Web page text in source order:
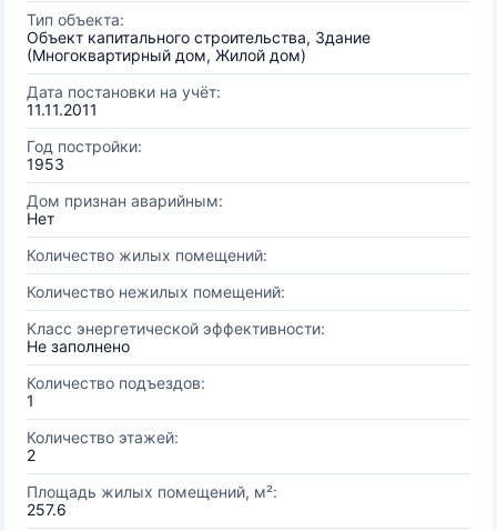
Тип объекта:
Объект капитального строительства, Здание
(Многоквартирный дом, Жилой дом)
Дата постановки на учёт:
11.11.2011
Год постройки:
1953
Дом признан аварийным:
Нет
Количество жилых помещений:
Количество нежилых помещений:
Класс энергетической эффективности:
Не заполнено
Количество подъездов:
1
Количество этажей:
2
Площадь жилых помещений, м²:
257.6